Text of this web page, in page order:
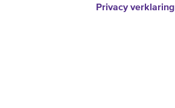
Privacy verklaring